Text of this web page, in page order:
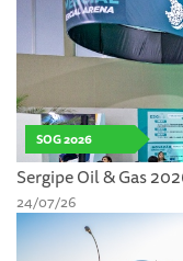
SOG 2026
Sergipe Oil & Gas
24/07/26